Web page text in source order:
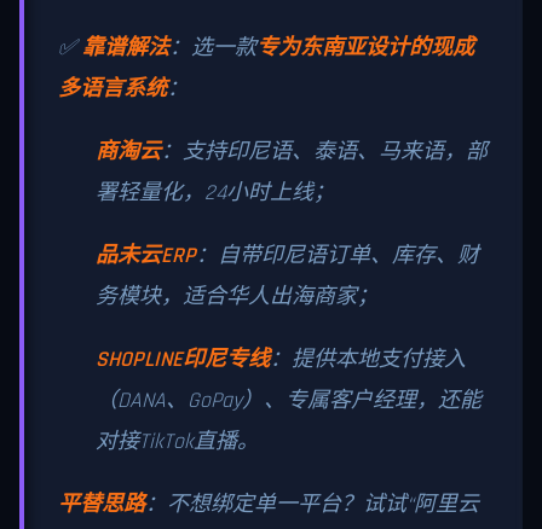
✅靠谱解法：选一款专为东南亚设计的现成
多语言系统：
商淘云：支持印尼语、泰语、马来语，部
署轻量化，24小时上线；
品未云ERP：自带印尼语订单、库存、财
务模块，适合华人出海商家；
SHOPLINE印尼专线：提供本地支付接入
（DANA、GoPay）、专属客户经理，还能
对接TikTok直播。
平替思路：不想绑定单一平台？试试“阿里云